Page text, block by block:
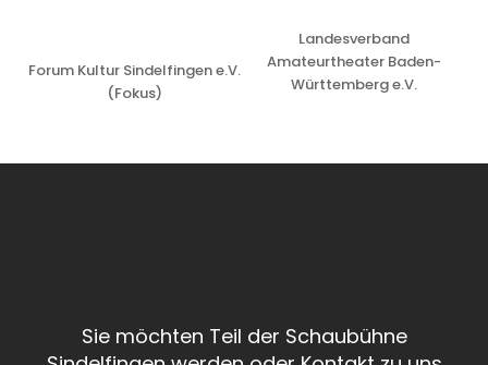
Forum Kultur Sindelfingen e.V.
(Fokus)
Landesverband
Amateurtheater Baden-
Württemberg e.V.
Sie möchten Teil der Schaubühne